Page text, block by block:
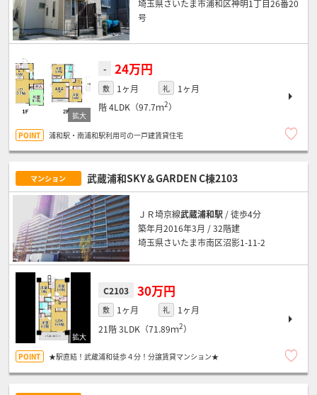
埼玉県さいたま市浦和区神明1丁目26番20
号
- 24万円
敷 1ヶ月 礼
1ヶ月
階4LDK（97.7ｍ2）
浦和駅・南浦和駅利用可の一戸建賃貸住宅
マンション 武蔵浦和SKY＆GARDEN C棟2103
ＪＲ埼京線武蔵浦和駅 / 徒歩4分
築年月2016年3月 / 32階建
埼玉県さいたま市南区沼影1-11-2
C2103 30万円
敷 1ヶ月 礼
1ヶ月
21階3LDK（71.89ｍ2）
★駅直結！武蔵浦和徒歩４分！分譲賃貸マンション★